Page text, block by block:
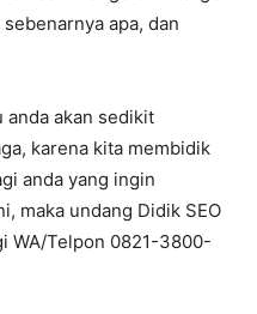
apa, dan
akan sedikit
karena kita membidik
anda yang ingin
maka undang Didik SEO
WA/Telpon 0821-3800-